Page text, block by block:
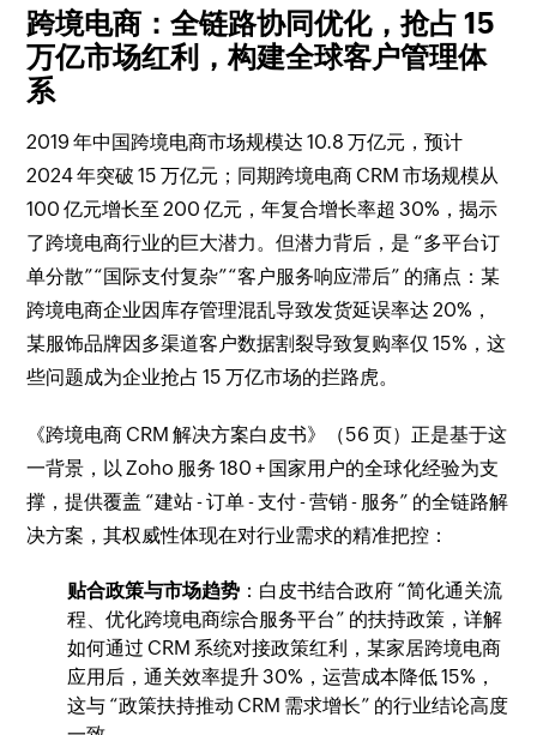
跨境电商：全链路协同优化，抢占 15
万亿市场红利，构建全球客户管理体
系
2019 年中国跨境电商市场规模达 10.8 万亿元，预计
2024 年突破 15 万亿元；同期跨境电商 CRM 市场规模从
100 亿元增长至 200 亿元，年复合增长率超 30%，揭示
了跨境电商行业的巨大潜力。但潜力背后，是 “多平台订
单分散”“国际支付复杂”“客户服务响应滞后” 的痛点：某
跨境电商企业因库存管理混乱导致发货延误率达 20%，
某服饰品牌因多渠道客户数据割裂导致复购率仅 15%，这
些问题成为企业抢占 15 万亿市场的拦路虎。
《跨境电商 CRM 解决方案白皮书》（56 页）正是基于这
一背景，以 Zoho 服务 180 + 国家用户的全球化经验为支
撑，提供覆盖 “建站 - 订单 - 支付 - 营销 - 服务” 的全链路解
决方案，其权威性体现在对行业需求的精准把控：
贴合政策与市场趋势 ：白皮书结合政府 “简化通关流
程、优化跨境电商综合服务平台” 的扶持政策，详解
如何通过 CRM 系统对接政策红利，某家居跨境电商
应用后，通关效率提升 30%，运营成本降低 15%，
这与 “政策扶持推动 CRM 需求增长” 的行业结论高度